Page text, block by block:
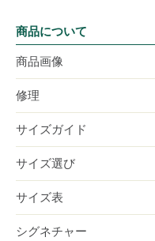
商品について
商品画像
修理
サイズガイド
サイズ選び
サイズ表
シグネチャー